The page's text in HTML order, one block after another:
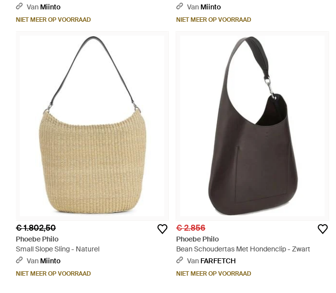
Van Miinto
NIET MEER OP VOORRAAD
Van Miinto
NIET MEER OP VOORRAAD
€ 1.802,50
Phoebe Philo
Small Slope Sling - Naturel
Van Miinto
NIET MEER OP VOORRAAD
€ 2.856
Phoebe Philo
Bean Schoudertas Met Hondenclip - Zwart
Van FARFETCH
NIET MEER OP VOORRAAD